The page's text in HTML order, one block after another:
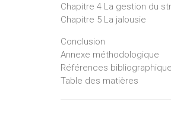
Chapitre 4 La gestion du
Chapitre 5 La jalousie
Conclusion
Annexe méthodologique
Références
Table des matières